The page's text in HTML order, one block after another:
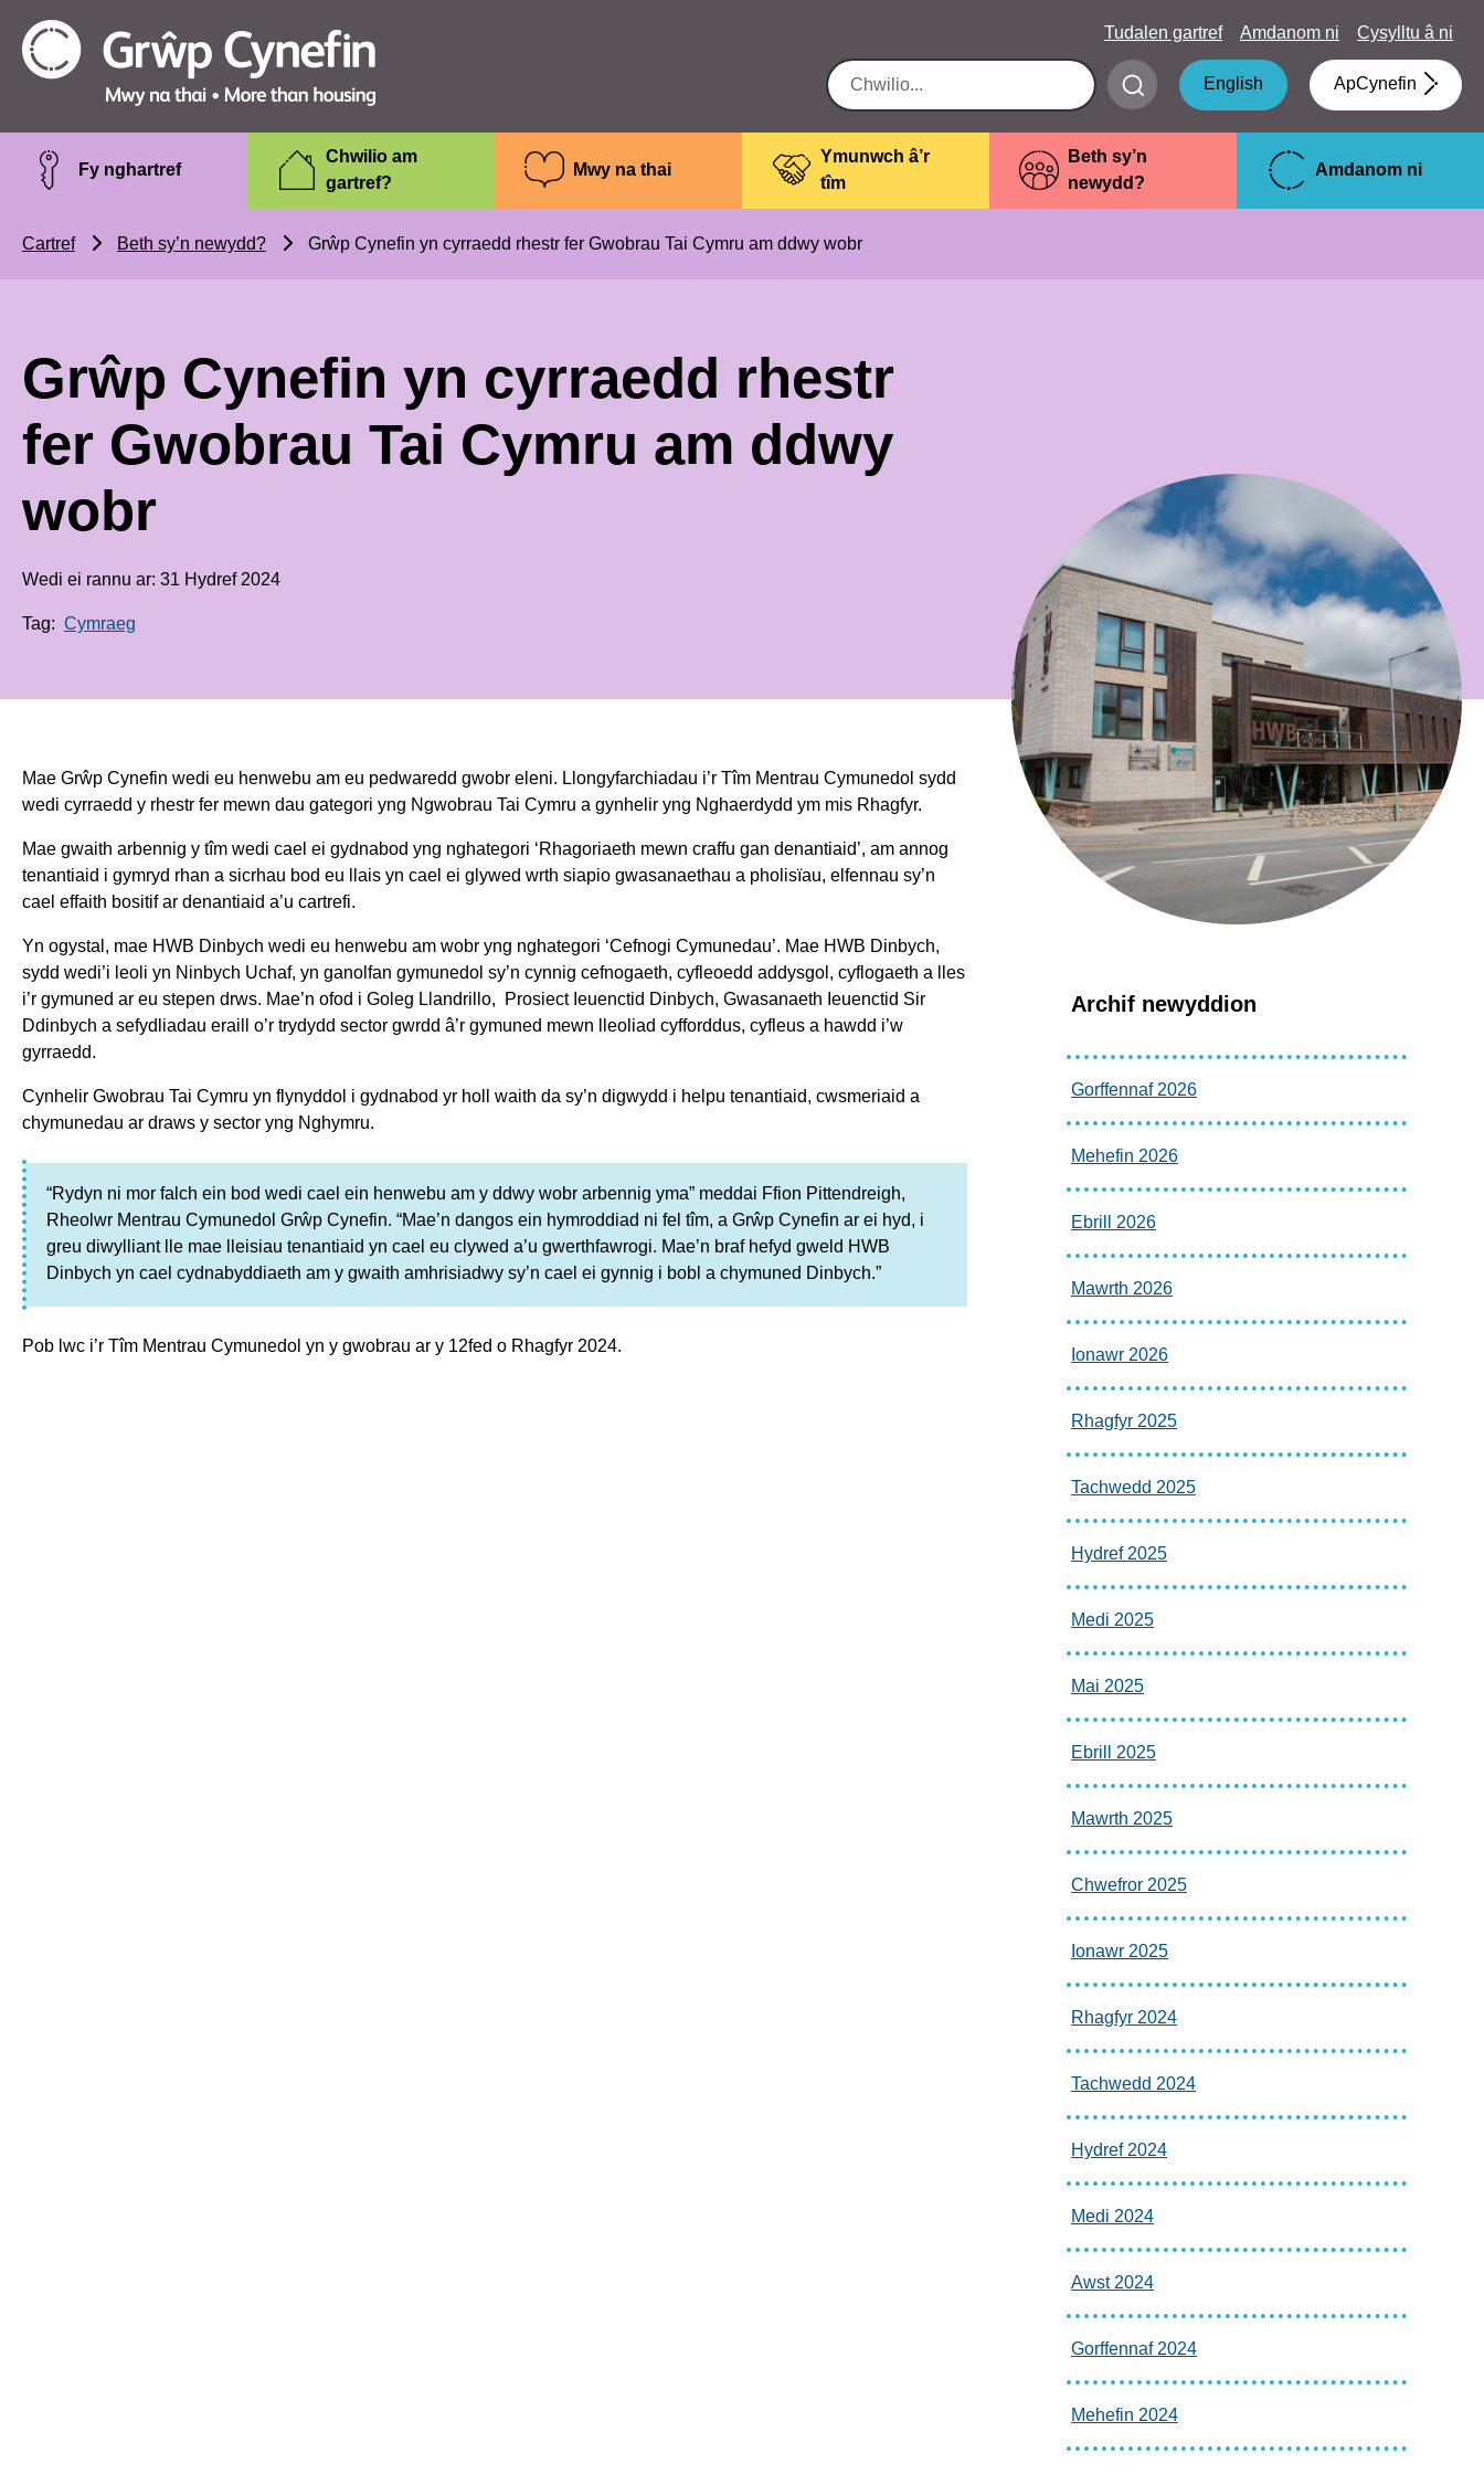
Grŵp
Cynefin
Tudalen gartref Amdanom ni Cysylltu â ni
Submit
search
English ApCynefin
Fy nghartref
Chwilio am
gartref?
Mwy na thai
Ymunwch â’r
tîm
Beth sy’n
newydd?
Amdanom ni
Cartref Beth sy’n newydd? Grŵp Cynefin yn cyrraedd rhestr fer Gwobrau Tai Cymru am ddwy wobr
Grŵp Cynefin yn cyrraedd rhestr
fer Gwobrau Tai Cymru am ddwy
wobr
Wedi ei rannu ar: 31 Hydref 2024
Tag: Cymraeg
Mae Grŵp Cynefin wedi eu henwebu am eu pedwaredd gwobr eleni. Llongyfarchiadau i’r Tîm Mentrau Cymunedol sydd
wedi cyrraedd y rhestr fer mewn dau gategori yng Ngwobrau Tai Cymru a gynhelir yng Nghaerdydd ym mis Rhagfyr.
Mae gwaith arbennig y tîm wedi cael ei gydnabod yng nghategori ‘Rhagoriaeth mewn craffu gan denantiaid’, am annog
tenantiaid i gymryd rhan a sicrhau bod eu llais yn cael ei glywed wrth siapio gwasanaethau a pholisïau, elfennau sy’n
cael effaith bositif ar denantiaid a’u cartrefi.
Yn ogystal, mae HWB Dinbych wedi eu henwebu am wobr yng nghategori ‘Cefnogi Cymunedau’. Mae HWB Dinbych,
sydd wedi’i leoli yn Ninbych Uchaf, yn ganolfan gymunedol sy’n cynnig cefnogaeth, cyfleoedd addysgol, cyflogaeth a lles
i’r gymuned ar eu stepen drws. Mae’n ofod i Goleg Llandrillo, Prosiect Ieuenctid Dinbych, Gwasanaeth Ieuenctid Sir
Ddinbych a sefydliadau eraill o’r trydydd sector gwrdd â’r gymuned mewn lleoliad cyfforddus, cyfleus a hawdd i’w
gyrraedd.
Cynhelir Gwobrau Tai Cymru yn flynyddol i gydnabod yr holl waith da sy’n digwydd i helpu tenantiaid, cwsmeriaid a
chymunedau ar draws y sector yng Nghymru.
“Rydyn ni mor falch ein bod wedi cael ein henwebu am y ddwy wobr arbennig yma” meddai Ffion Pittendreigh,
Rheolwr Mentrau Cymunedol Grŵp Cynefin. “Mae’n dangos ein hymroddiad ni fel tîm, a Grŵp Cynefin ar ei hyd, i
greu diwylliant lle mae lleisiau tenantiaid yn cael eu clywed a’u gwerthfawrogi. Mae’n braf hefyd gweld HWB
Dinbych yn cael cydnabyddiaeth am y gwaith amhrisiadwy sy’n cael ei gynnig i bobl a chymuned Dinbych.”
Pob lwc i’r Tîm Mentrau Cymunedol yn y gwobrau ar y 12fed o Rhagfyr 2024.
Archif newyddion
Gorffennaf 2026
Mehefin 2026
Ebrill 2026
Mawrth 2026
Ionawr 2026
Rhagfyr 2025
Tachwedd 2025
Hydref 2025
Medi 2025
Mai 2025
Ebrill 2025
Mawrth 2025
Chwefror 2025
Ionawr 2025
Rhagfyr 2024
Tachwedd 2024
Hydref 2024
Medi 2024
Awst 2024
Gorffennaf 2024
Mehefin 2024